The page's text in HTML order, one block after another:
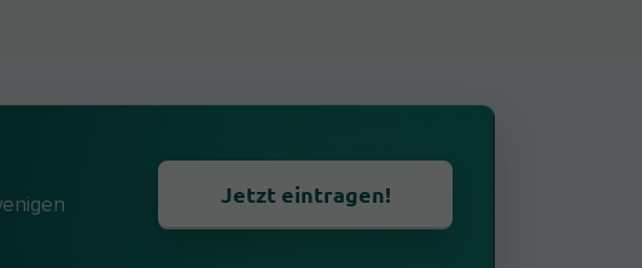
Jetzt eintragen!